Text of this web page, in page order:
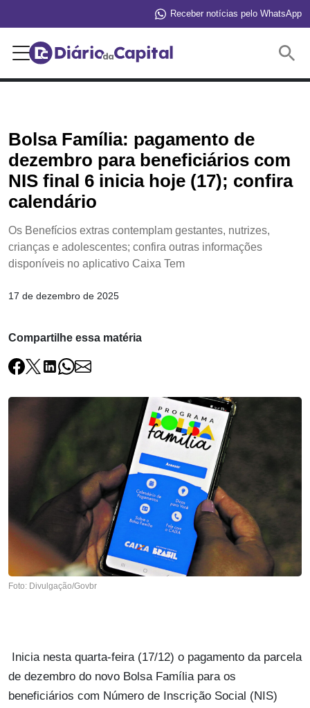
Receber notícias pelo WhatsApp
Bolsa Família: pagamento de
dezembro para beneficiários com
NIS final 6 inicia hoje (17); confira
calendário
Os Benefícios extras contemplam gestantes, nutrizes,
crianças e adolescentes; confira outras informações
disponíveis no aplicativo Caixa Tem
17 de dezembro de 2025
Compartilhe essa matéria
Foto: Divulgação/Govbr
Inicia nesta quarta-feira (17/12) o pagamento da parcela
de dezembro do novo Bolsa Família para os
beneficiários com Número de Inscrição Social (NIS)